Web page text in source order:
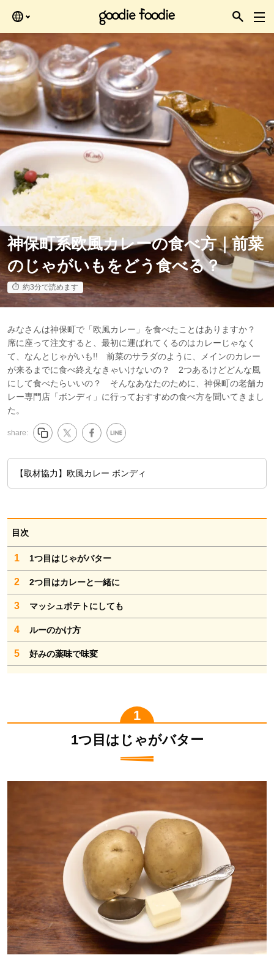
ある時にどうぞ。
神保町系欧風カレーの食べ方｜前菜
のじゃがいもをどう食べる？
約3分で読めます
みなさんは神保町で「欧風カレー」を食べたことはありますか？
席に座って注文すると、最初に運ばれてくるのはカレーじゃなく
て、なんとじゃがいも!! 前菜のサラダのように、メインのカレー
が来るまでに食べ終えなきゃいけないの？ 2つあるけどどんな風
にして食べたらいいの？ そんなあなたのために、神保町の老舗カ
レー専門店「ボンディ」に行っておすすめの食べ方を聞いてきまし
た。
share:
【取材協力】欧風カレー ボンディ
目次
1 1つ目はじゃがバター
2 2つ目はカレーと一緒に
3 マッシュポテトにしても
4 ルーのかけ方
5 好みの薬味で味変
1つ目はじゃがバター